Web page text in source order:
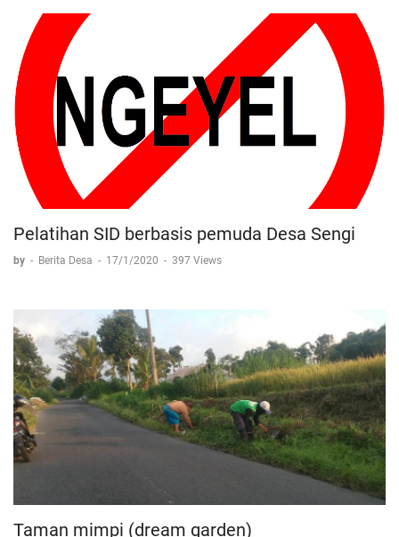
Pelatihan SID berbasis pemuda Desa Sengi
by - Berita Desa - 17/1/2020 - 397 Views
Taman mimpi (dream garden)